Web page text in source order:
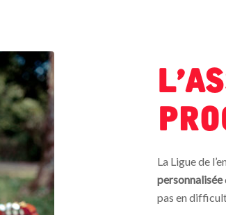
La Ligue de
personnalisée
pas en